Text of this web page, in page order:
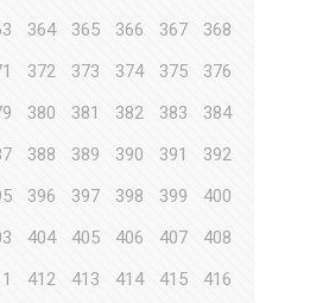
364 365 366 367
368
372 373 374 375
376
380 381 382 383
384
388 389 390 391
392
396 397 398 399
400
404 405 406 407
408
412 413 414 415
416